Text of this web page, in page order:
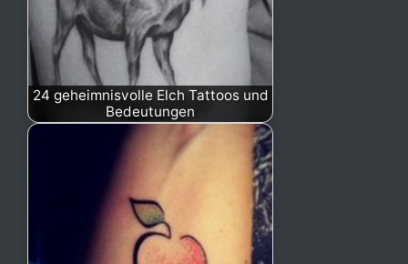
24 geheimnisvolle Elch Tattoos und
Bedeutungen